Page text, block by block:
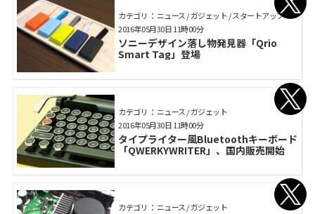
カテゴリ： ニュース / ガジェット / スタートアップ
ソニーデザイン落し物発見器「Qrio
Smart Tag」登場
2016年05月30日 11時00分
カテゴリ： ニュース / ガジェット
タイプライター風Bluetoothキーボード
「QWERKYWRITER」、国内販売開始
2016年05月30日 11時00分
カテゴリ： ニュース / ガジェット